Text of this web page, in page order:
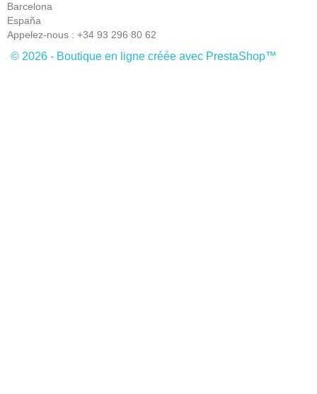
Barcelona
España
Appelez-nous : +34 93 296 80 62
© 2026 - Boutique en ligne créée avec PrestaShop™